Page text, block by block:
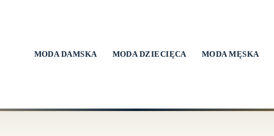
MODA DAMSKA MODA DZIECIĘCA MODA MĘSKA